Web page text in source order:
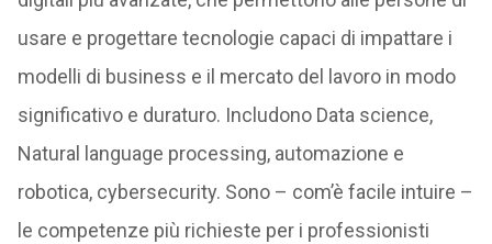
usare e progettare tecnologie capaci di impattare i
modelli di business e il mercato del lavoro in modo
significativo e duraturo. Includono Data science,
Natural language processing, automazione e
robotica, cybersecurity. Sono – com’è facile intuire –
le competenze più richieste per i professionisti